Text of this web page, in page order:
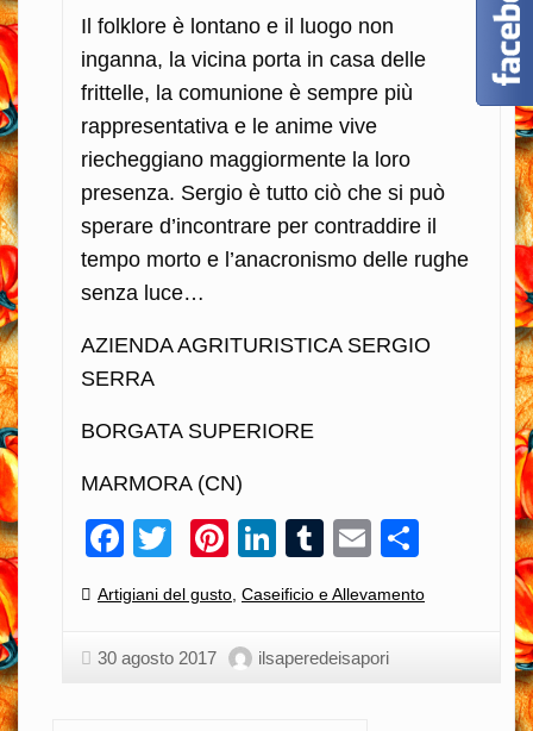
Il folklore è lontano e il luogo non
inganna, la vicina porta in casa delle
frittelle, la comunione è sempre più
rappresentativa e le anime vive
riecheggiano maggiormente la loro
presenza. Sergio è tutto ciò che si può
sperare d’incontrare per contraddire il
tempo morto e l’anacronismo delle rughe
senza luce…
AZIENDA AGRITURISTICA SERGIO
SERRA
BORGATA SUPERIORE
MARMORA (CN)
Facebook
TwitterPinterest
LinkedIn
Tumblr
Email
Categories:
Artigiani del gusto Caseificio e Allevamento
30 agosto 2017 ilsaperedeisapori